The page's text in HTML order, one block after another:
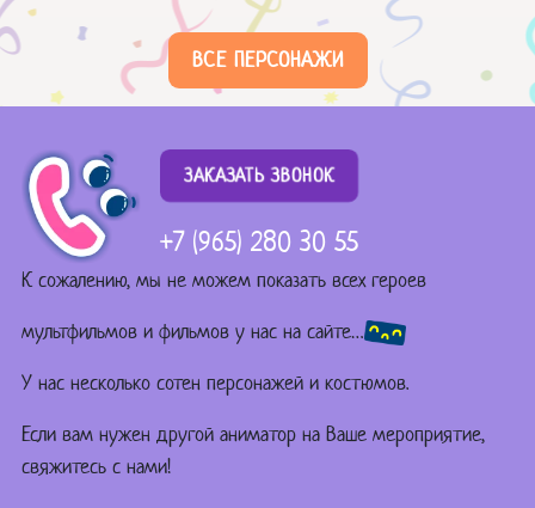
ВСЕ ПЕРСОНАЖИ
ЗАКАЗАТЬ ЗВОНОК
+7 (965) 280 30 55
К сожалению, мы не можем показать всех героев
мультфильмов и фильмов у нас на сайте…
У нас несколько сотен персонажей и костюмов.
Если вам нужен другой аниматор на Ваше мероприятие,
свяжитесь с нами!